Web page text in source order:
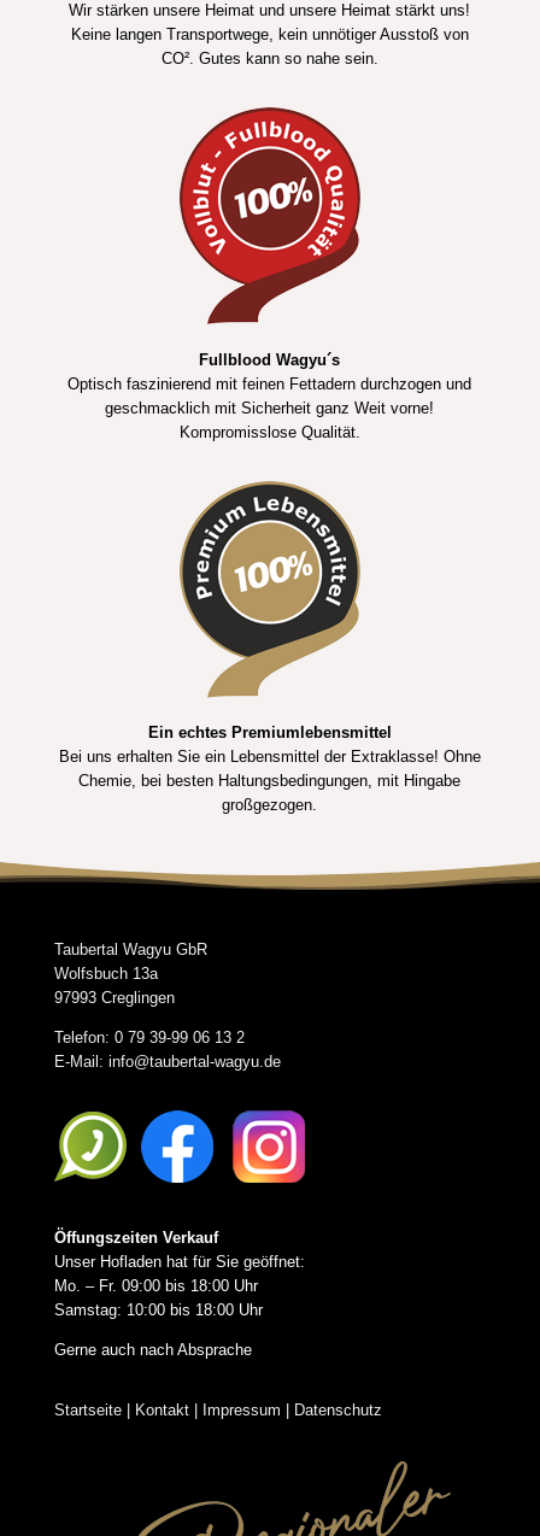
Wir stärken unsere Heimat und unsere Heimat stärkt uns!
Keine langen Transportwege, kein unnötiger Ausstoß von
CO². Gutes kann so nahe sein.
Fullblood Wagyu´s
Optisch faszinierend mit feinen Fettadern durchzogen und
geschmacklich mit Sicherheit ganz Weit vorne!
Kompromisslose Qualität.
Ein echtes Premiumlebensmittel
Bei uns erhalten Sie ein Lebensmittel der Extraklasse! Ohne
Chemie, bei besten Haltungsbedingungen, mit Hingabe
großgezogen.
Taubertal Wagyu GbR
Wolfsbuch 13a
97993 Creglingen
Telefon: 0 79 39-99 06 13 2
E-Mail: info@taubertal-wagyu.de
Öffungszeiten Verkauf
Unser Hofladen hat für Sie geöffnet:
Mo. – Fr. 09:00 bis 18:00 Uhr
Samstag: 10:00 bis 18:00 Uhr
Gerne auch nach Absprache
Startseite| Kontakt| Impressum Datenschutz